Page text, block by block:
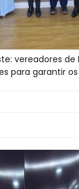
vereadores
para garantir